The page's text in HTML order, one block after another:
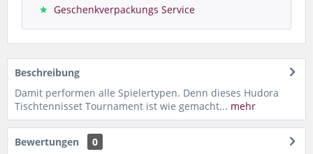
Geschenkverpackungs Service
Beschreibung
Damit performen alle Spielertypen. Denn dieses Hudora
Tischtennisset Tournament ist wie gemacht... mehr
Bewertungen
0